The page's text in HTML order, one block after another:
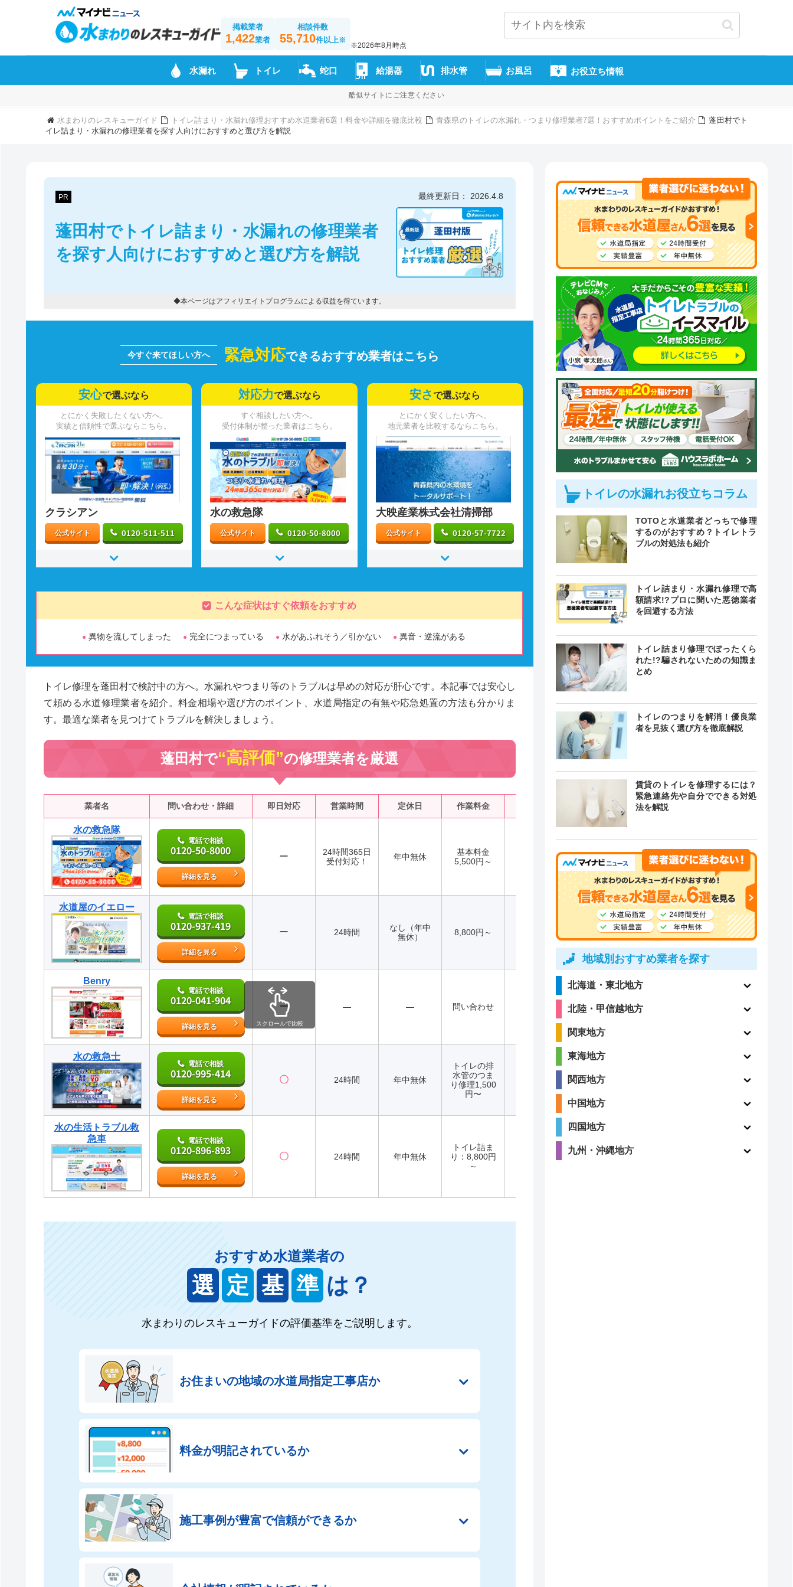
掲載業者
1,422業者
相談件数
55,710件以上※
※2026年8月時点
水漏れ トイレ 蛇口 給湯器 排水管 お風呂 お役立ち情報
酷似サイトにご注意ください
水まわりのレスキューガイド トイレ詰まり・水漏れ修理おすすめ水道業者6選！料金や詳細を徹底比較 青森県のトイレの水漏れ・つまり修理業者7選！おすすめポイントをご紹介
蓬田村でト
イレ詰まり・水漏れの修理業者を探す人向けにおすすめと選び方を解説
PR
蓬田村でトイレ詰まり・水漏れの修理業者
を探す人向けにおすすめと選び方を解説
最終更新日： 2026.4.8
◆本ページはアフィリエイトプログラムによる収益を得ています。
緊急対応できるおすすめ業者はこちら
安心で選ぶなら
とにかく失敗したくない方へ。
実績と信頼性で選ぶならこちら。
クラシアン
公式サイト 0120-511-511
対応力で選ぶなら
すぐ相談したい方へ。
受付体制が整った業者はこちら。
水の救急隊
公式サイト 0120-50-8000
安さで選ぶなら
とにかく安くしたい方へ。
地元業者を比較するならこちら。
大映産業株式会社清掃部
公式サイト 0120-57-7722
こんな症状はすぐ依頼をおすすめ
異物を流してしまった 完全につまっている 水があふれそう／引かない 異音・逆流がある
トイレ修理を蓬田村で検討中の方へ。水漏れやつまり等のトラブルは早めの対応が肝心です。本記事では安心し
て頼める水道修理業者を紹介。料金相場や選び方のポイント、水道局指定の有無や応急処置の方法も分かりま
す。最適な業者を見つけてトラブルを解決しましょう。
蓬田村で“高評価”の修理業者を厳選
業者名 問い合わせ・詳細 即日対応 営業時間 定休日 作業料金 クチコミ
水の救急隊
電話で相談
0120-50-8000
詳細を見る
ー
24時間365日
受付対応！
年中無休
基本料金
5,500円～
（99件）
水道屋のイエロー
電話で相談
0120-937-419
詳細を見る
ー 24時間
なし（年中
無休）
8,800円～ ー
Benry
電話で相談
0120-041-904
詳細を見る
ー ― ― 問い合わせ
水の救急士
電話で相談
0120-995-414
詳細を見る
〇 24時間 年中無休
トイレの排
水管のつま
り修理1,500
円〜
ー
水の生活トラブル救
急車
電話で相談
0120-896-893
詳細を見る
〇 24時間 年中無休
トイレ詰ま
り：8,800円
～
ー
スクロールで比較
おすすめ水道業者の
選 定 基 準 は？
水まわりのレスキューガイドの評価基準をご説明します。
お住まいの地域の水道局指定工事店か
料金が明記されているか
施工事例が豊富で信頼ができるか
トイレの水漏れお役立ちコラム
TOTOと水道業者どっちで修理
するのがおすすめ？トイレトラ
ブルの対処法も紹介
トイレ詰まり・水漏れ修理で高
額請求!?プロに聞いた悪徳業者
を回避する方法
トイレ詰まり修理でぼったくら
れた!?騙されないための知識ま
とめ
トイレのつまりを解消！優良業
者を見抜く選び方を徹底解説
賃貸のトイレを修理するには？
緊急連絡先や自分でできる対処
法を解説
地域別おすすめ業者を探す
北海道・東北地方
北陸・甲信越地方
関東地方
東海地方
関西地方
中国地方
四国地方
九州・沖縄地方